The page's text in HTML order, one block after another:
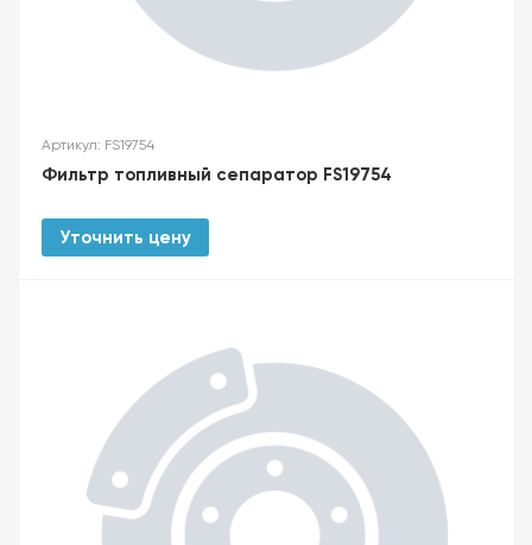
Артикул: FS19754
Фильтр топливный сепаратор FS19754
Уточнить цену